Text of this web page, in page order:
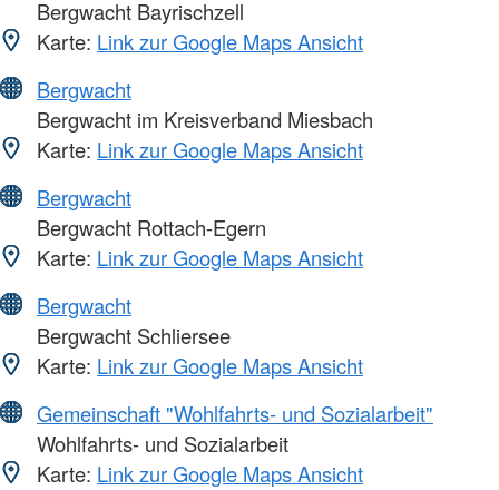
Bergwacht Bayrischzell
Karte: Link zur Google Maps Ansicht
Bergwacht
Bergwacht im Kreisverband Miesbach
Karte: Link zur Google Maps Ansicht
Bergwacht
Bergwacht Rottach-Egern
Karte: Link zur Google Maps Ansicht
Bergwacht
Bergwacht Schliersee
Karte: Link zur Google Maps Ansicht
Gemeinschaft "Wohlfahrts- und Sozialarbeit"
Wohlfahrts- und Sozialarbeit
Karte: Link zur Google Maps Ansicht